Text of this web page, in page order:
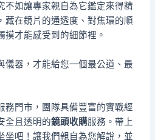
不如讓專家親自為它鑑定來得精
藏在鏡片的通透度、對焦環的順
摸才能感受到的細節裡。
儀器，才能給您一個最公道、最
務門市，團隊具備豐富的實戰經
全且透明的鏡頭收購服務。帶上
坐吧！讓我們親自為您解說，並